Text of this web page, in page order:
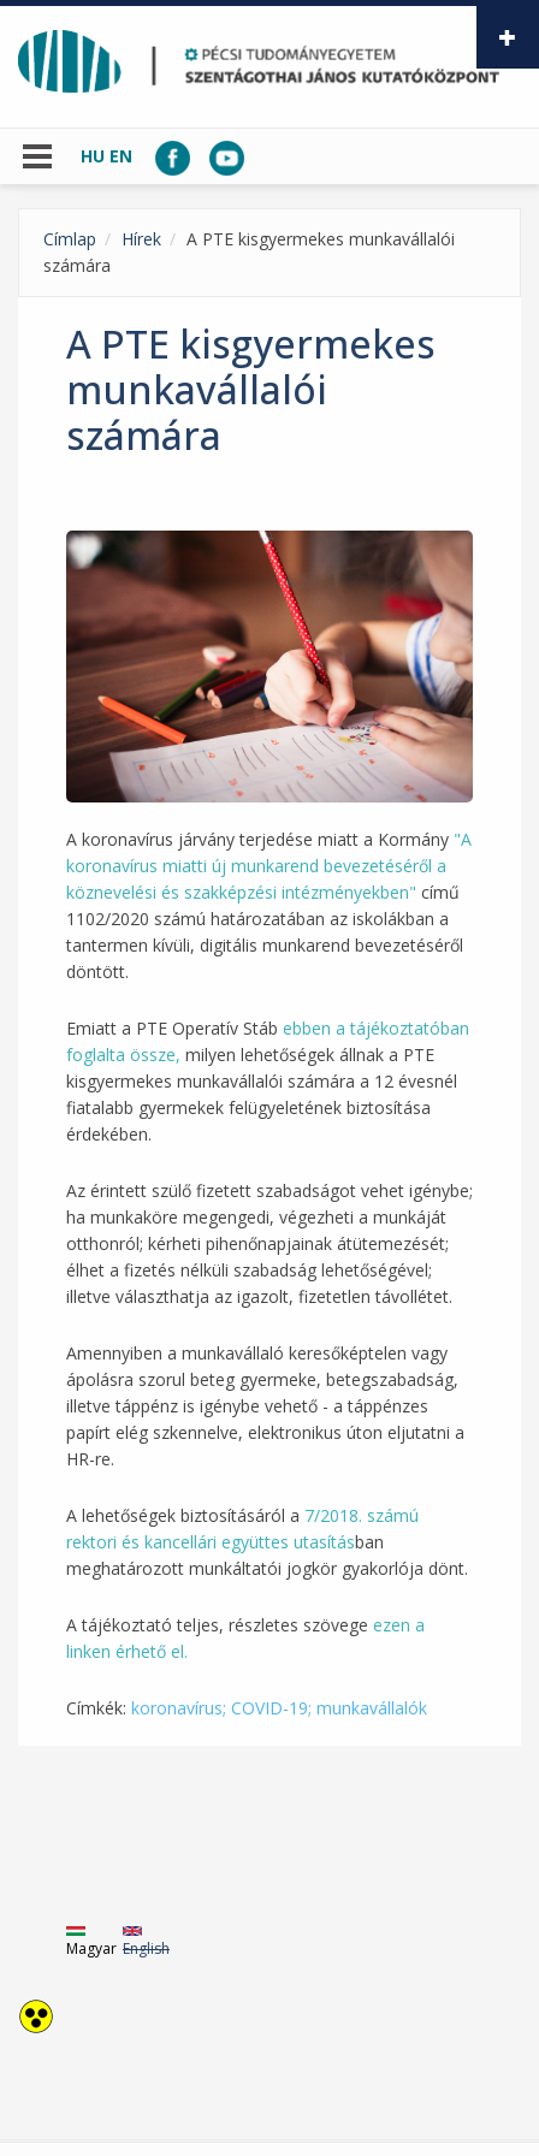
Ugrás a tartalomra
HU EN
Címlap Hírek
A PTE kisgyermekes munkavállalói
számára
A PTE kisgyermekes
munkavállalói
számára
A koronavírus járvány terjedése miatt a Kormány "A
koronavírus miatti új munkarend bevezetéséről a
köznevelési és szakképzési intézményekben" című
1102/2020 számú határozatában az iskolákban a
tantermen kívüli, digitális munkarend bevezetéséről
döntött.
Emiatt a PTE Operatív Stáb ebben a tájékoztatóban
foglalta össze, milyen lehetőségek állnak a PTE
kisgyermekes munkavállalói számára a 12 évesnél
fiatalabb gyermekek felügyeletének biztosítása
érdekében.
Az érintett szülő fizetett szabadságot vehet igénybe;
ha munkaköre megengedi, végezheti a munkáját
otthonról; kérheti pihenőnapjainak átütemezését;
élhet a fizetés nélküli szabadság lehetőségével;
illetve választhatja az igazolt, fizetetlen távollétet.
Amennyiben a munkavállaló keresőképtelen vagy
ápolásra szorul beteg gyermeke, betegszabadság,
illetve táppénz is igénybe vehető - a táppénzes
papírt elég szkennelve, elektronikus úton eljutatni a
HR-re.
A lehetőségek biztosításáról a 7/2018. számú
rektori és kancellári együttes utasításban
meghatározott munkáltatói jogkör gyakorlója dönt.
A tájékoztató teljes, részletes szövege ezen a
linken érhető el.
Címkék: koronavírus; COVID-19; munkavállalók
Magyar English